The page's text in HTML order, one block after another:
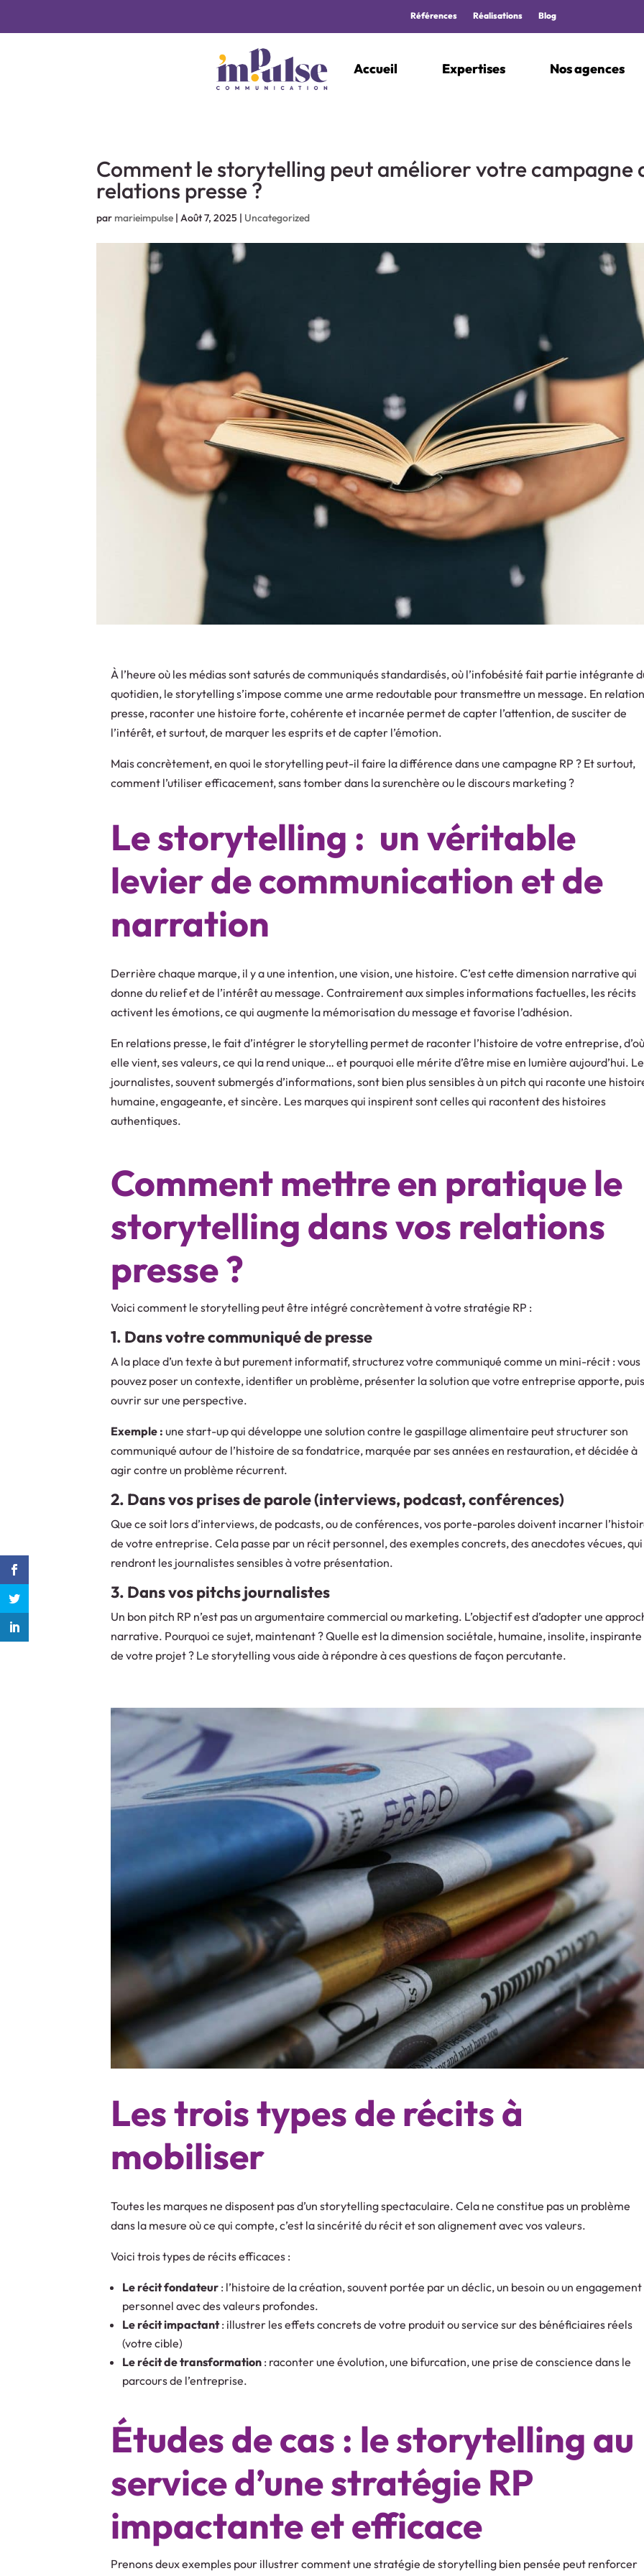
Références Réalisations Blog
Accueil Expertises Nos agences
Comment le storytelling peut améliorer votre campagne
relations presse ?
par marieimpulse | Août 7, 2025 | Uncategorized
À l’heure où les médias sont saturés de communiqués standardisés, où l’infobésité fait partie intégrante
quotidien, le storytelling s’impose comme une arme redoutable pour transmettre un message. En
presse, raconter une histoire forte, cohérente et incarnée permet de capter l’attention, de susciter de
l’intérêt, et surtout, de marquer les esprits et de capter l’émotion.
Mais concrètement, en quoi le storytelling peut-il faire la différence dans une campagne RP ? Et surtout,
comment l’utiliser efficacement, sans tomber dans la surenchère ou le discours marketing ?
Le storytelling : un véritable
levier de communication et de
narration
Derrière chaque marque, il y a une intention, une vision, une histoire. C’est cette dimension narrative qui
donne du relief et de l’intérêt au message. Contrairement aux simples informations factuelles, les récits
activent les émotions, ce qui augmente la mémorisation du message et favorise l’adhésion.
En relations presse, le fait d’intégrer le storytelling permet de raconter l’histoire de votre entreprise,
elle vient, ses valeurs, ce qui la rend unique… et pourquoi elle mérite d’être mise en lumière aujourd’hui.
journalistes, souvent submergés d’informations, sont bien plus sensibles à un pitch qui raconte une
humaine, engageante, et sincère. Les marques qui inspirent sont celles qui racontent des histoires
authentiques.
Comment mettre en pratique le
storytelling dans vos relations
presse ?
Voici comment le storytelling peut être intégré concrètement à votre stratégie RP :
1. Dans votre communiqué de presse
A la place d’un texte à but purement informatif, structurez votre communiqué comme un mini-récit : vous
pouvez poser un contexte, identifier un problème, présenter la solution que votre entreprise apporte,
ouvrir sur une perspective.
Exemple : une start-up qui développe une solution contre le gaspillage alimentaire peut structurer son
communiqué autour de l’histoire de sa fondatrice, marquée par ses années en restauration, et décidée à
agir contre un problème récurrent.
2. Dans vos prises de parole (interviews, podcast, conférences)
Que ce soit lors d’interviews, de podcasts, ou de conférences, vos porte-paroles doivent incarner
de votre entreprise. Cela passe par un récit personnel, des exemples concrets, des anecdotes vécues, qui
rendront les journalistes sensibles à votre présentation.
3. Dans vos pitchs journalistes
Un bon pitch RP n’est pas un argumentaire commercial ou marketing. L’objectif est d’adopter une
narrative. Pourquoi ce sujet, maintenant ? Quelle est la dimension sociétale, humaine, insolite, inspirante
de votre projet ? Le storytelling vous aide à répondre à ces questions de façon percutante.
Les trois types de récits à
mobiliser
Toutes les marques ne disposent pas d’un storytelling spectaculaire. Cela ne constitue pas un problème
dans la mesure où ce qui compte, c’est la sincérité du récit et son alignement avec vos valeurs.
Voici trois types de récits efficaces :
Le récit fondateur : l’histoire de la création, souvent portée par un déclic, un besoin ou un engagement
personnel avec des valeurs profondes.
Le récit impactant: illustrer les effets concrets de votre produit ou service sur des bénéficiaires réels
(votre cible)
Le récit de transformation : raconter une évolution, une bifurcation, une prise de conscience dans le
parcours de l’entreprise.
Études de cas : le storytelling au
service d’une stratégie RP
impactante et efficace
Prenons deux exemples pour illustrer comment une stratégie de storytelling bien pensée peut renforcer